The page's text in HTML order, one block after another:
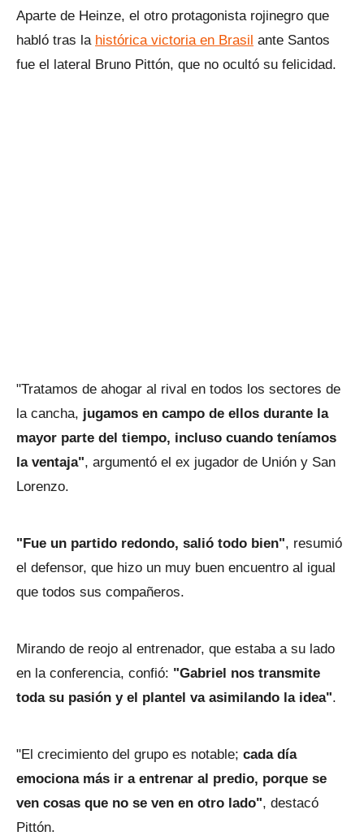
Aparte de Heinze, el otro protagonista rojinegro que
habló tras la histórica victoria en Brasil ante Santos
fue el lateral Bruno Pittón, que no ocultó su felicidad.
"Tratamos de ahogar al rival en todos los sectores de
la cancha, jugamos en campo de ellos durante la
mayor parte del tiempo, incluso cuando teníamos
la ventaja", argumentó el ex jugador de Unión y San
Lorenzo.
"Fue un partido redondo, salió todo bien", resumió
el defensor, que hizo un muy buen encuentro al igual
que todos sus compañeros.
Mirando de reojo al entrenador, que estaba a su lado
en la conferencia, confió: "Gabriel nos transmite
toda su pasión y el plantel va asimilando la idea".
"El crecimiento del grupo es notable; cada día
emociona más ir a entrenar al predio, porque se
ven cosas que no se ven en otro lado", destacó
Pittón.